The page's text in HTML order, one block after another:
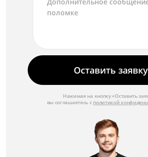
Оставить заявку
Нажимая на кнопку «Оставить
вы соглашаетесь с политикой